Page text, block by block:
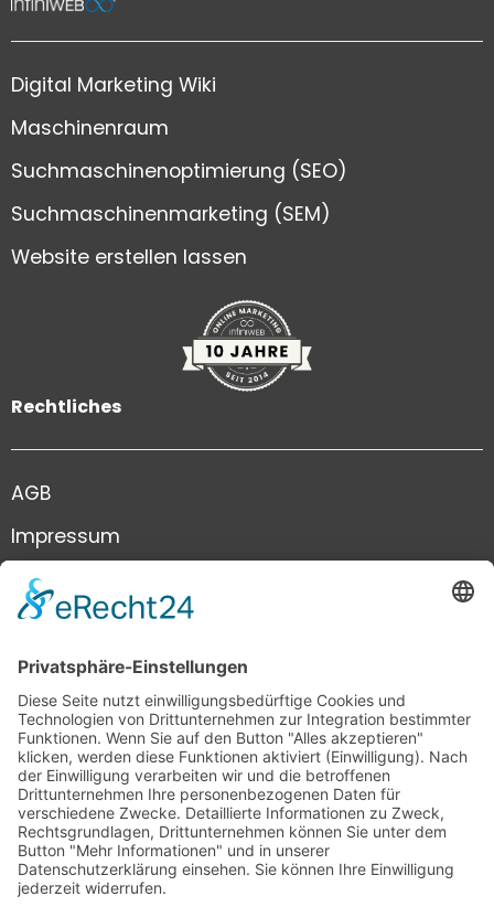
Digital Marketing Wiki
Maschinenraum
Suchmaschinenoptimierung (SEO)
Suchmaschinenmarketing (SEM)
Website erstellen lassen
Rechtliches
AGB
Impressum
Datenschutz
Kontakt
+41 41 444 81 81
info@infiniweb.swiss
infiniWEB GmbH
Neustadtstrasse 8a
6003 Luzern
Schweiz